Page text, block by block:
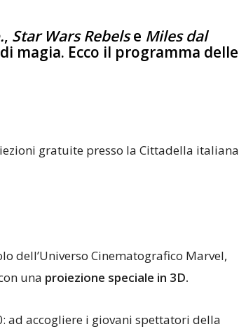
, Star Wars Rebelse Miles dal
magia. Ecco il programma delle
gratuite presso la Cittadella italiana
dell’Universo Cinematografico Marvel,
una proiezione speciale in 3D.
ad accogliere i giovani spettatori della